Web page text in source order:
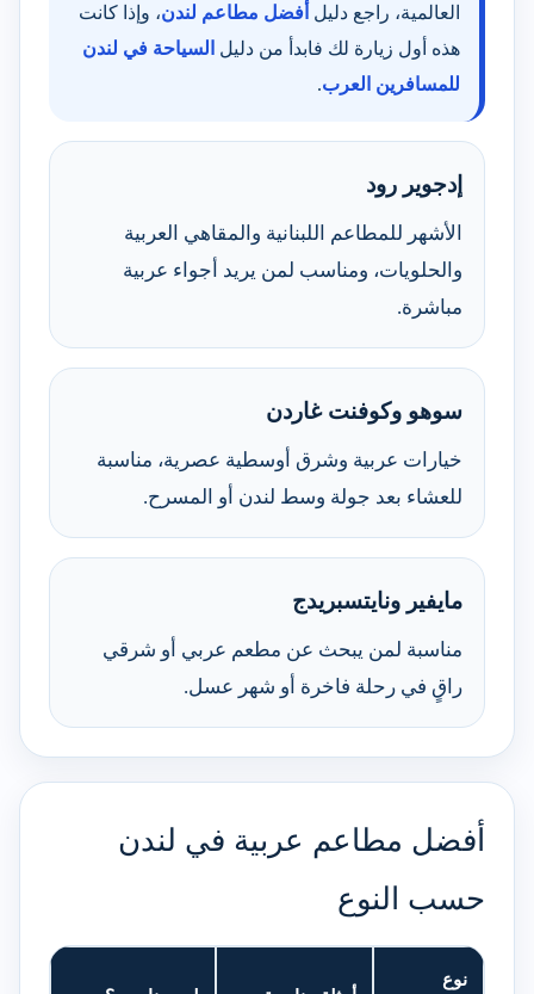
العالمية، راجع دليل أفضل مطاعم لندن، وإذا كانت
هذه أول زيارة لك فابدأ من دليل السياحة في لندن
للمسافرين العرب.
إدجوير رود
الأشهر للمطاعم اللبنانية والمقاهي العربية
والحلويات، ومناسب لمن يريد أجواء عربية
مباشرة.
سوهو وكوفنت غاردن
خيارات عربية وشرق أوسطية عصرية، مناسبة
للعشاء بعد جولة وسط لندن أو المسرح.
مايفير ونايتسبريدج
مناسبة لمن يبحث عن مطعم عربي أو شرقي
راقٍ في رحلة فاخرة أو شهر عسل.
أفضل مطاعم عربية في لندن
حسب النوع
نوع